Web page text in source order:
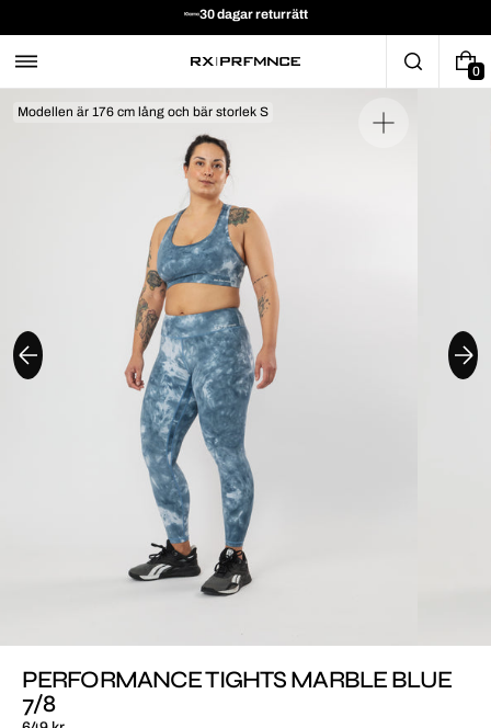
30 dagar returrätt
0
Modellen är 176 cm lång och bär storlek S
PERFORMANCE TIGHTS MARBLE BLUE
7/8